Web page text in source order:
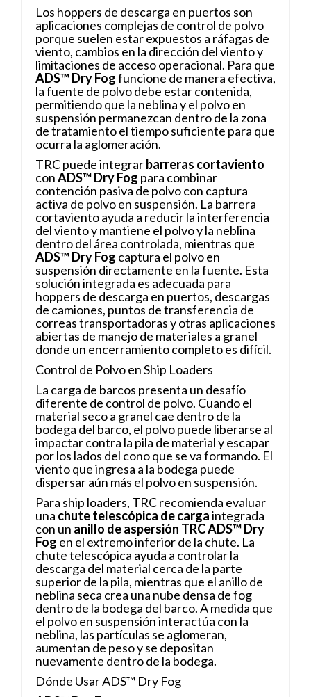
Los hoppers de descarga en puertos son
aplicaciones complejas de control de polvo
porque suelen estar expuestos a ráfagas de
viento, cambios en la dirección del viento y
limitaciones de acceso operacional. Para que
ADS™ Dry Fogfuncione de manera efectiva,
la fuente de polvo debe estar contenida,
permitiendo que la neblina y el polvo en
suspensión permanezcan dentro de la zona
de tratamiento el tiempo suficiente para que
ocurra la aglomeración.
TRC puede integrarbarreras cortaviento
conADS™ Dry Fog para combinar
contención pasiva de polvo con captura
activa de polvo en suspensión. La barrera
cortaviento ayuda a reducir la interferencia
del viento y mantiene el polvo y la neblina
dentro del área controlada, mientras que
ADS™ Dry Fog captura el polvo en
suspensión directamente en la fuente. Esta
solución integrada es adecuada para
hoppers de descarga en puertos, descargas
de camiones, puntos de transferencia de
correas transportadoras y otras aplicaciones
abiertas de manejo de materiales a granel
donde un encerramiento completo es difícil.
Control de Polvo en Ship Loaders
La carga de barcos presenta un desafío
diferente de control de polvo. Cuando el
material seco a granel cae dentro de la
bodega del barco, el polvo puede liberarse al
impactar contra la pila de material y escapar
por los lados del cono que se va formando. El
viento que ingresa a la bodega puede
dispersar aún más el polvo en suspensión.
Para ship loaders, TRC recomienda evaluar
una chute telescópica de cargaintegrada
con un anillo de aspersión TRC ADS™ Dry
Fog en el extremo inferior de la chute. La
chute telescópica ayuda a controlar la
descarga del material cerca de la parte
superior de la pila, mientras que el anillo de
neblina seca crea una nube densa de fog
dentro de la bodega del barco. A medida que
el polvo en suspensión interactúa con la
neblina, las partículas se aglomeran,
aumentan de peso y se depositan
nuevamente dentro de la bodega.
Dónde Usar ADS™ Dry Fog